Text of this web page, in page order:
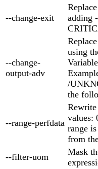
--change-exit
adding
--change-
output-adv
using
/
the
--range-perfdata
Rewrite
values:
range
from
--filter-uom
Mask